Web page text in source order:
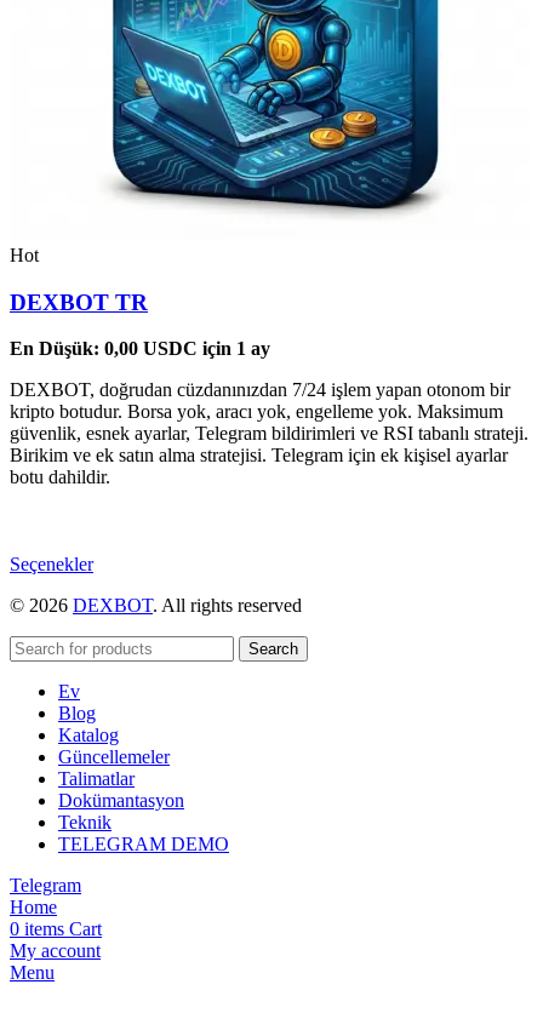
Hot
DEXBOT TR
En Düşük: 0,00 USDC için 1 ay
DEXBOT, doğrudan cüzdanınızdan 7/24 işlem yapan otonom bir
kripto botudur. Borsa yok, aracı yok, engelleme yok. Maksimum
güvenlik, esnek ayarlar, Telegram bildirimleri ve RSI tabanlı strateji.
Birikim ve ek satın alma stratejisi. Telegram için ek kişisel ayarlar
botu dahildir.
SeçeneklerBu
birden
varyasyonu
ürün
sayfasından
seçilebilir
© 2026 DEXBOT. All rights reserved
Search
Ev
Blog
Katalog
Güncellemeler
Talimatlar
Dokümantasyon
Teknik
TELEGRAM DEMO
Telegram
Home
0 items Cart
My account
Menu